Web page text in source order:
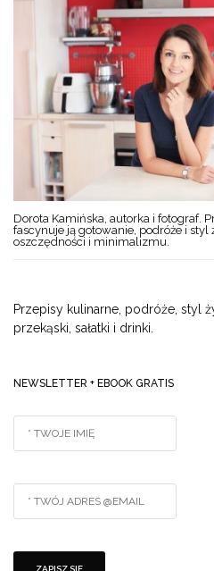
Dorota Kamińska, autorka i fotograf.
fascynuje ją gotowanie, podróże i styl
oszczędności i minimalizmu.
Przepisy kulinarne, podróże, styl
przekąski, sałatki i drinki.
NEWSLETTER + EBOOK GRATIS